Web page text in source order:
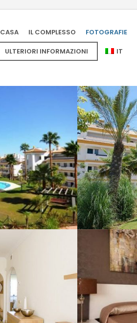
CASA IL COMPLESSO FOTOGRAFIE
ULTERIORI INFORMAZIONI IT